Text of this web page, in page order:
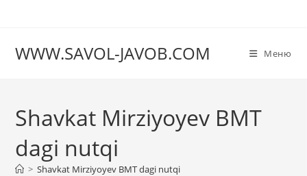
WWW.SAVOL-JAVOB.COM Меню
Shavkat Mirziyoyev BMT
dagi nutqi
> Shavkat Mirziyoyev BMT dagi nutqi